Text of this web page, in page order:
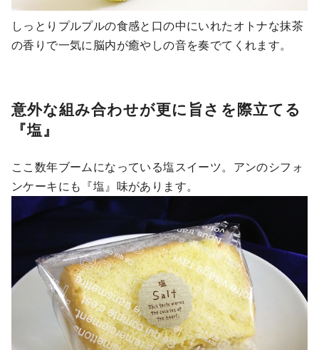
しっとりプルプルの食感と口の中にいれたオトナな抹茶
の香りで一気に脳内が癒やしの音を奏でてくれます。
意外な組み合わせが更に旨さを際立てる
『塩』
ここ数年ブームになっている塩スイーツ。アンのシフォ
ンケーキにも『塩』味があります。